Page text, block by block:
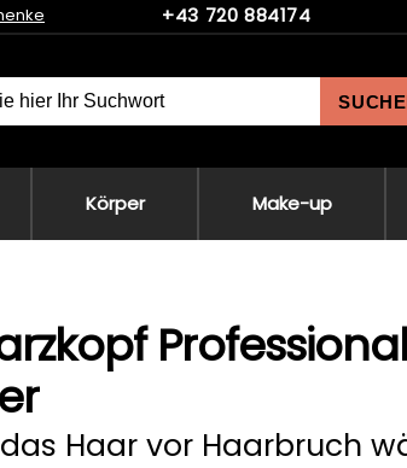
+43 720 884174
Körper Make-up
Haar vor Haarbruch